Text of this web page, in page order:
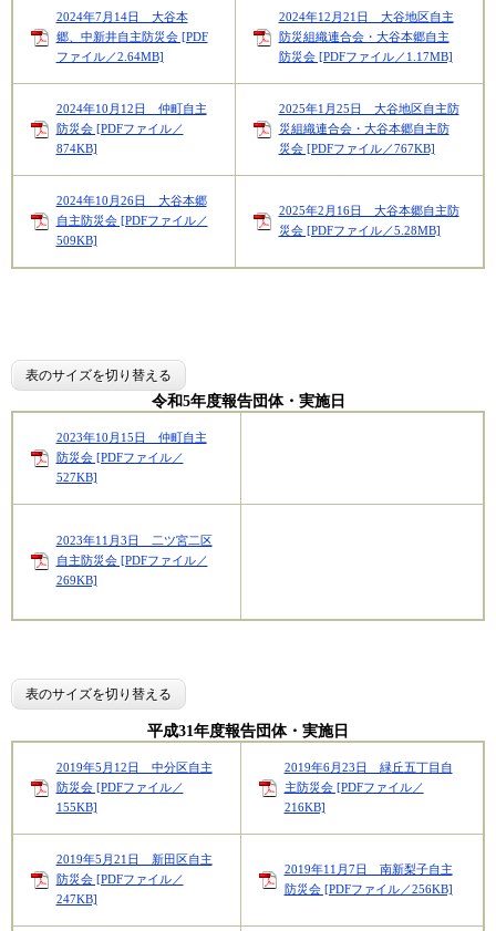
2024年7月14日 大谷本
郷、中新井自主防災会 [PDF
ファイル／2.64MB]
2024年12月21日 大谷地区自主
防災組織連合会・大谷本郷自主
防災会 [PDFファイル／1.17MB]
2024年10月12日 仲町自主
防災会 [PDFファイル／
874KB]
2025年1月25日 大谷地区自主防
災組織連合会・大谷本郷自主防
災会 [PDFファイル／767KB]
2024年10月26日 大谷本郷
自主防災会 [PDFファイル／
509KB]
2025年2月16日 大谷本郷自主防
災会 [PDFファイル／5.28MB]
表のサイズを切り替える
令和5年度報告団体・実施日
2023年10月15日 仲町自主
防災会 [PDFファイル／
527KB]
2023年11月3日 二ツ宮二区
自主防災会 [PDFファイル／
269KB]
表のサイズを切り替える
平成31年度報告団体・実施日
2019年5月12日 中分区自主
防災会 [PDFファイル／
155KB]
2019年6月23日 緑丘五丁目自
主防災会 [PDFファイル／
216KB]
2019年5月21日 新田区自主
防災会 [PDFファイル／
247KB]
2019年11月7日 南新梨子自主
防災会 [PDFファイル／256KB]